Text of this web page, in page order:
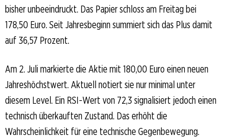
bisher unbeeindruckt. Das Papier schloss am Freitag bei
178,50 Euro. Seit Jahresbeginn summiert sich das Plus damit
auf 36,57 Prozent.
Am 2. Juli markierte die Aktie mit 180,00 Euro einen neuen
Jahreshöchstwert. Aktuell notiert sie nur minimal unter
diesem Level. Ein RSI-Wert von 72,3 signalisiert jedoch einen
technisch überkauften Zustand. Das erhöht die
Wahrscheinlichkeit für eine technische Gegenbewegung.